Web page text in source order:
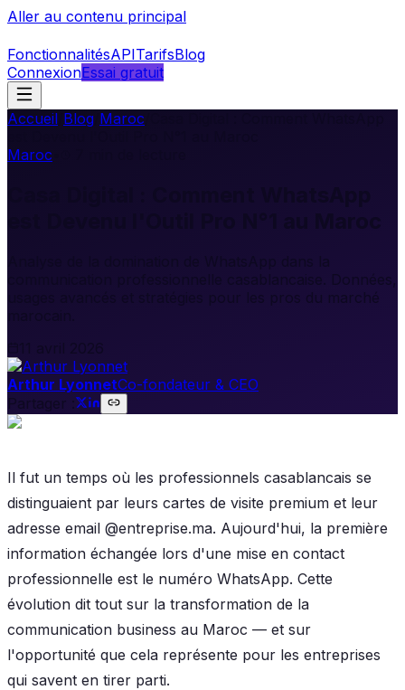
Aller au contenu principal
FonctionnalitésAPITarifsBlog
ConnexionEssai gratuit
Accueil Blog Maroc
Maroc
communication professionnelle casablancaise. Données,
usages avancés et stratégies pour les pros du marché
Arthur LyonnetCo-fondateur & CEO
Partager :
Il fut un temps où les professionnels casablancais se
distinguaient par leurs cartes de visite premium et leur
adresse email @entreprise.ma. Aujourd'hui, la première
information échangée lors d'une mise en contact
professionnelle est le numéro WhatsApp. Cette
évolution dit tout sur la transformation de la
communication business au Maroc — et sur
l'opportunité que cela représente pour les entreprises
qui savent en tirer parti.